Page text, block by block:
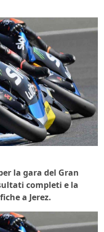
la gara del Gran
completi e la
a Jerez.